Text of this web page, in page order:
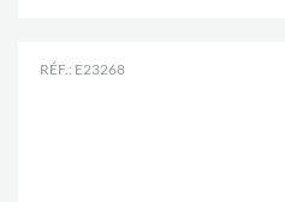
RÉF.: E23268